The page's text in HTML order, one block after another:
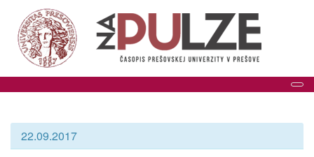
22.09.2017